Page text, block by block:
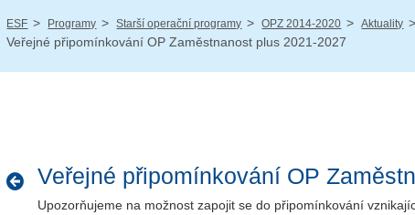
ESF / Programy / Starší operační programy / OPZ 2014-2020 / Aktuality /
Veřejné připomínkování OP Zaměstnanost plus 2021-2027
Veřejné připomínkování OP
Upozorňujeme na možnost zapojit se do připomínkování